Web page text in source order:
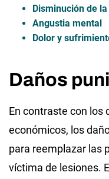
Disminución de
Angustia mental
Dolor y
Daños
En contraste con los
económicos, los
para reemplazar las
víctima de lesiones.